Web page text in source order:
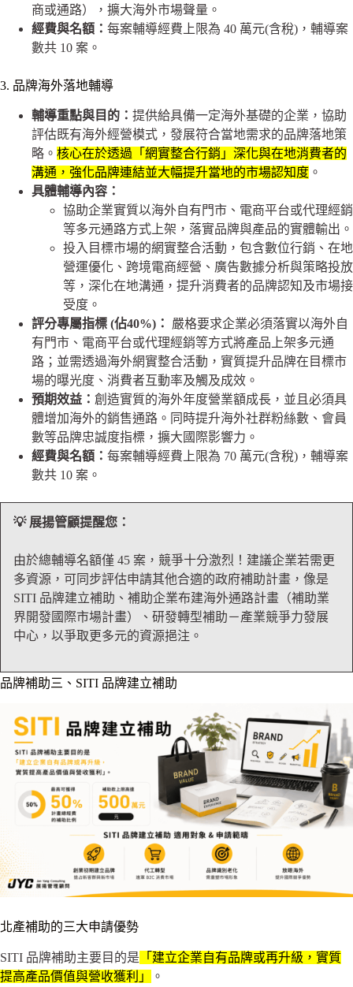
商或通路），擴大海外市場聲量。
經費與名額： 每案輔導經費上限為 40 萬元(含稅)，輔導案
數共 10 案。
3. 品牌海外落地輔導
輔導重點與目的： 提供給具備一定海外基礎的企業，協助
評估既有海外經營模式，發展符合當地需求的品牌落地策
略。 核心在於透過「網實整合行銷」深化與在地消費者的
溝通，強化品牌連結並大幅提升當地的市場認知度 。
具體輔導內容：
協助企業實質以海外自有門市、電商平台或代理經銷
等多元通路方式上架，落實品牌與產品的實體輸出。
投入目標市場的網實整合活動，包含數位行銷、在地
營運優化、跨境電商經營、廣告數據分析與策略投放
等，深化在地溝通，提升消費者的品牌認知及市場接
受度。
評分專屬指標 (佔40%)：
嚴格要求企業必須落實以海外自
有門市、電商平台或代理經銷等方式將產品上架多元通
路；並需透過海外網實整合活動，實質提升品牌在目標市
場的曝光度、消費者互動率及觸及成效。
預期效益： 創造實質的海外年度營業額成長，並且必須具
體增加海外的銷售通路。同時提升海外社群粉絲數、會員
數等品牌忠誠度指標，擴大國際影響力。
經費與名額： 每案輔導經費上限為 70 萬元(含稅)，輔導案
數共 10 案。
💡 展揚管顧提醒您：
由於總輔導名額僅 45 案，競爭十分激烈！建議企業若需更
多資源，可同步評估申請其他合適的政府補助計畫，像是
SITI 品牌建立補助、補助企業布建海外通路計畫（補助業
界開發國際市場計畫）、研發轉型補助－產業競爭力發展
中心，以爭取更多元的資源挹注。
品牌補助三、SITI 品牌建立補助
北產補助的三大申請優勢
SITI 品牌補助主要目的是 「 建立企業自有品牌或再升級，實質
提高產品價值與營收獲利」
。